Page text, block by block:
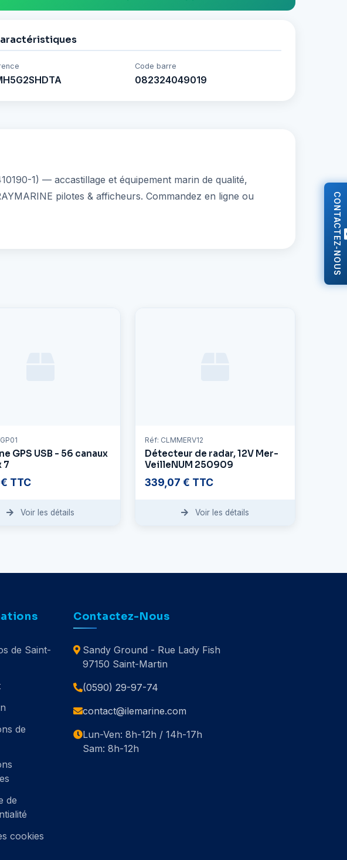
CONTACTEZ-NOUS
Code barre
082324049019
1) — accastillage et équipement marin de qualité,
pilotes & afficheurs. Commandez en ligne ou
GPS USB - 56 canaux
7
TTC
Voir les détails
Réf: CLMMERV12
Détecteur de radar, 12V Mer-
VeilleNUM 250909
339,07 € TTC
Voir les détails
de Saint-
de
de
cookies
Contactez-Nous
Sandy Ground - Rue Lady Fish
97150 Saint-Martin
(0590) 29-97-74
contact@ilemarine.com
Lun-Ven: 8h-12h / 14h-17h
Sam: 8h-12h